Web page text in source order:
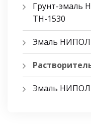
Грунт-эмаль
ТН-1530
Эмаль НИПОЛ
Эмаль НИПОЛ